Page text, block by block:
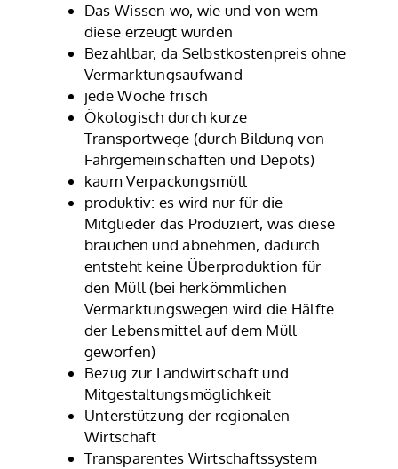
Das Wissen wo, wie und von wem
diese erzeugt wurden
Bezahlbar, da Selbstkostenpreis ohne
Vermarktungsaufwand
jede Woche frisch
Ökologisch durch kurze
Transportwege (durch Bildung von
Fahrgemeinschaften und Depots)
kaum Verpackungsmüll
produktiv: es wird nur für die
Mitglieder das Produziert, was diese
brauchen und abnehmen, dadurch
entsteht keine Überproduktion für
den Müll (bei herkömmlichen
Vermarktungswegen wird die Hälfte
der Lebensmittel auf dem Müll
geworfen)
Bezug zur Landwirtschaft und
Mitgestaltungsmöglichkeit
Unterstützung der regionalen
Wirtschaft
Transparentes Wirtschaftssystem